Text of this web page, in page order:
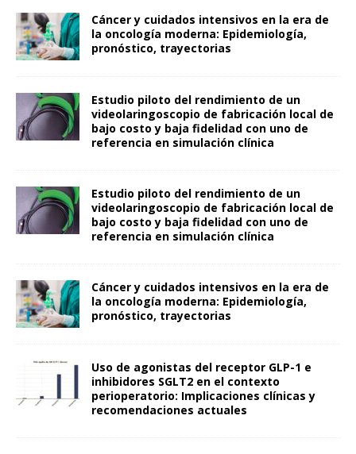
Cáncer y cuidados intensivos en la era de
la oncología moderna: Epidemiología,
pronóstico, trayectorias
Estudio piloto del rendimiento de un
videolaringoscopio de fabricación local de
bajo costo y baja fidelidad con uno de
referencia en simulación clínica
Estudio piloto del rendimiento de un
videolaringoscopio de fabricación local de
bajo costo y baja fidelidad con uno de
referencia en simulación clínica
Cáncer y cuidados intensivos en la era de
la oncología moderna: Epidemiología,
pronóstico, trayectorias
Uso de agonistas del receptor GLP-1 e
inhibidores SGLT2 en el contexto
perioperatorio: Implicaciones clínicas y
recomendaciones actuales